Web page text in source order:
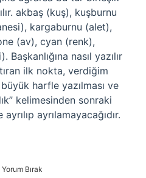
akbaş (kuş), kuşburnu
kargaburnu (alet),
(av), cyan (renk),
nasıl yazılır
ilk nokta, verdiğim
harfle yazılması ve
kelimesinden sonraki
ayrılamayacağıdır.
Yorum Bırak